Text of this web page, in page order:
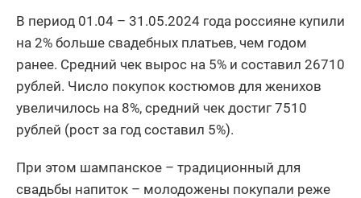
В период 01.04 – 31.05.2024 года россияне купили
на 2% больше свадебных платьев, чем годом
ранее. Средний чек вырос на 5% и составил 26710
рублей. Число покупок костюмов для женихов
увеличилось на 8%, средний чек достиг 7510
рублей (рост за год составил 5%).
При этом шампанское – традиционный для
свадьбы напиток – молодожены покупали реже